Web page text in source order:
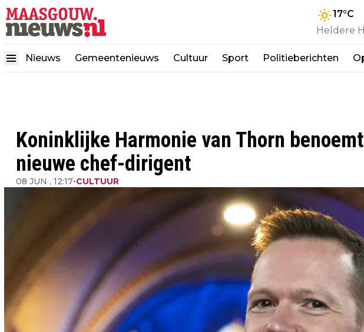
17°C
Heldere
Nieuws Gemeentenieuws Cultuur Sport Politieberichten
Koninklijke Harmonie van Thorn
nieuwe chef-dirigent
08 JUN , 12:17•CULTUUR